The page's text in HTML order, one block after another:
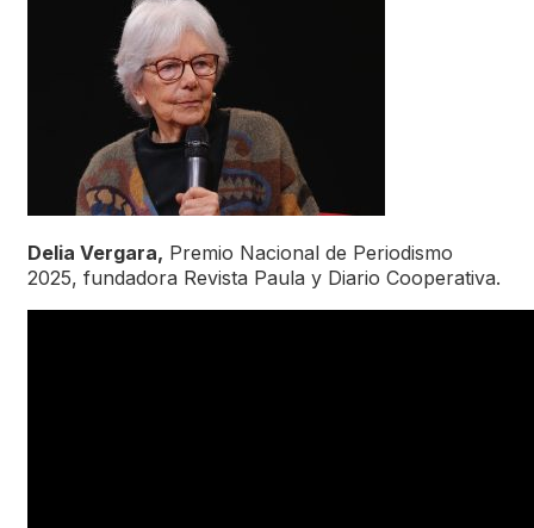
Delia Vergara, Premio Nacional de Periodismo
2025, fundadora Revista Paula y Diario Cooperativa.